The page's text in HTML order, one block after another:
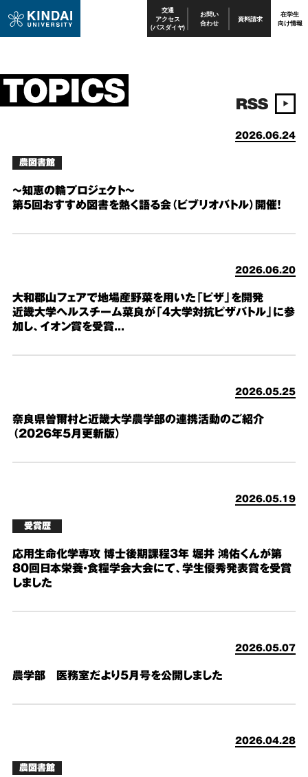
交通
アクセス
(バスダイヤ)
お問い
合わせ 資料請求 在学生
向け情報
2026.06.24
農図書館
～知恵の輪プロジェクト～
第５回おすすめ図書を熱く語る会（ビブリオバトル）開催！
2026.06.20
大和郡山フェアで地場産野菜を用いた「ピザ」を開発
近畿大学ヘルスチーム菜良が「４大学対抗ピザバトル」に参
加し、イオン賞を受賞...
2026.05.25
奈良県曽爾村と近畿大学農学部の連携活動のご紹介
（2026年5月更新版）
2026.05.19
受賞歴
応用生命化学専攻 博士後期課程3年 堀井 鴻佑くんが第
80回日本栄養・食糧学会大会にて、学生優秀発表賞を受賞
しました
2026.05.07
農学部 医務室だより５月号を公開しました
2026.04.28
農図書館